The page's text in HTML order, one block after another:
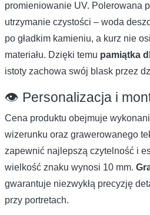
promieniowanie UV. Polerowana
utrzymanie czystości – woda
po gładkim kamieniu, a kurz nie
materiału. Dzięki temu pamiątka
istoty zachowa swój blask przez
👁️ Personalizacja i
Cena produktu obejmuje
wizerunku oraz grawerowanego
zapewnić najlepszą czytelność i
wielkość znaku wynosi 10 mm.
gwarantuje niezwykłą precyzję
przy portretach.